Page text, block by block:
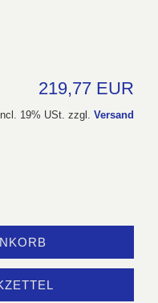
219,77 EUR
19% USt. zzgl. Versand